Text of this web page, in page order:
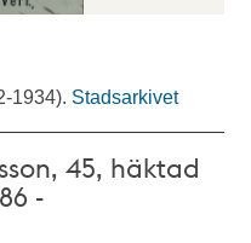
1934). Stadsarkivet
45, häktad
-